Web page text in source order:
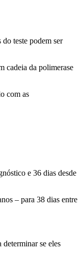
teste podem ser
cadeia da polimerase
com as
e 36 dias desde
– para 38 dias entre
se eles